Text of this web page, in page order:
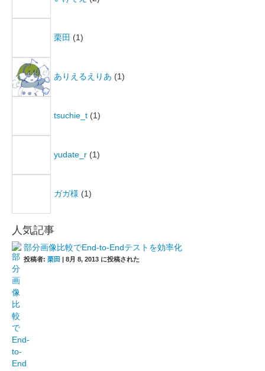
栗田 (1)
ありえるえりあ (1)
tsuchie_t (1)
yudate_r (1)
ガガ様 (1)
人気記事
部分画像比較でEnd-to-Endテストを効率化
投稿者: 栗田 | 8月 8, 2013 に投稿された